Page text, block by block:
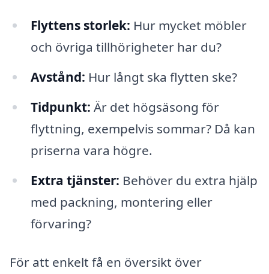
Flyttens storlek: Hur mycket möbler
och övriga tillhörigheter har du?
Avstånd: Hur långt ska flytten ske?
Tidpunkt: Är det högsäsong för
flyttning, exempelvis sommar? Då kan
priserna vara högre.
Extra tjänster: Behöver du extra hjälp
med packning, montering eller
förvaring?
För att enkelt få en översikt över